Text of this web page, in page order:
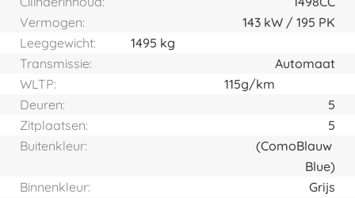
Vermogen:
143kW 195 PK
Leeggewicht:
1495 kg
Transmissie:
Automaat
WLTP:
115g/km
Deuren:
5
Zitplaatsen:
5
Buitenkleur:
Blauw
(Como
Blue)
Binnenkleur:
Grijs